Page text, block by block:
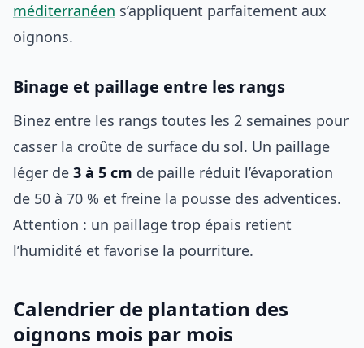
méditerranéen s’appliquent parfaitement aux
oignons.
Binage et paillage entre les rangs
Binez entre les rangs toutes les 2 semaines pour
casser la croûte de surface du sol. Un paillage
léger de 3 à 5 cm de paille réduit l’évaporation
de 50 à 70 % et freine la pousse des adventices.
Attention : un paillage trop épais retient
l’humidité et favorise la pourriture.
Calendrier de plantation des
oignons mois par mois